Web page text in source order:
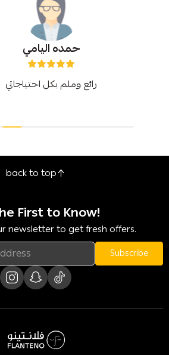
حمده اليامي
رائع وملم بكل
back to top
First to Know!
newsletter to get fresh offers.
Subscribe